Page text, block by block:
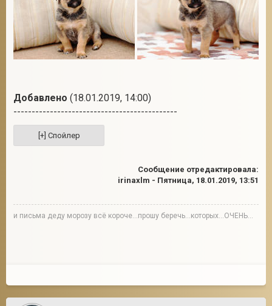
Добавлено (18.01.2019, 14:00)
---------------------------------------------
Сообщение отредактировала:
irinaxlm - Пятница, 18.01.2019, 13:51
и письма деду морозу всё короче...прошу беречь...которых...ОЧЕНЬ...